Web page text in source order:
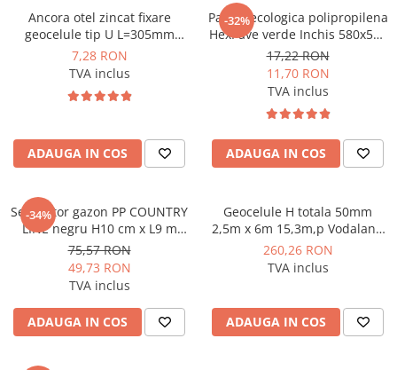
Echipamente pentru panouri
solare
Panouri solare fotovoltaice
Ventilatie si climatizare
Perdele de aer
Chillere
Rooftop-uri pentru racire si
Dulapuri pentru climatizare
Unitati motocondensante
Sisteme evaporative de climatizare
Ancora otel zincat fixare
geocelule tip U L=305mm
Vodaland gama Terra
7,28 RON
TVA inclus
ADAUGA IN COS
-32%
Pavela ecologica polipropilena
HexPave verde Inchis 580x510
mm Vodaland gama Terra
17,22 RON
11,70 RON
TVA inclus
ADAUGA IN COS
-34%
Separator gazon PP COUNTRY
LINE negru H10 cm x L9 m
Vodaland gama Terra
75,57 RON
49,73 RON
TVA inclus
ADAUGA IN COS
Geocelule H totala 50mm
2,5m x 6m 15,3m,p Vodaland
gama Terra
260,26 RON
TVA inclus
ADAUGA IN COS